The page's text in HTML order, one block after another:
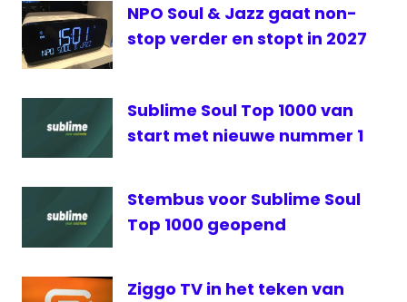
TV
NPO Soul & Jazz gaat non-
stop verder en stopt in 2027
Sublime Soul Top 1000 van
start met nieuwe nummer 1
Stembus voor Sublime Soul
Top 1000 geopend
Ziggo TV in het teken van